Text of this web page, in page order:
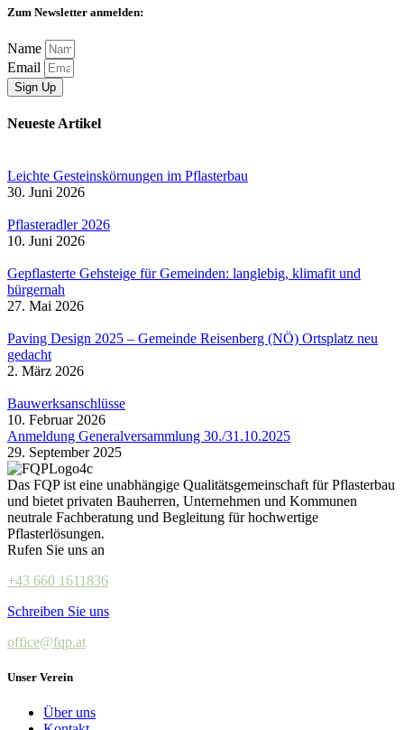
Zum Newsletter anmelden:
Name
Email
Sign Up
Neueste Artikel
Leichte Gesteinskörnungen im Pflasterbau
30. Juni 2026
Pflasteradler 2026
10. Juni 2026
Gepflasterte Gehsteige für Gemeinden: langlebig, klimafit und
bürgernah
27. Mai 2026
Paving Design 2025 – Gemeinde Reisenberg (NÖ) Ortsplatz neu
gedacht
2. März 2026
Bauwerksanschlüsse
10. Februar 2026
Anmeldung Generalversammlung 30./31.10.2025
29. September 2025
Das FQP ist eine unabhängige Qualitätsgemeinschaft für Pflasterbau
und bietet privaten Bauherren, Unternehmen und Kommunen
neutrale Fachberatung und Begleitung für hochwertige
Pflasterlösungen.
Rufen Sie uns an
+43 660 1611836
Schreiben Sie uns
office@fqp.at
Unser Verein
Über uns